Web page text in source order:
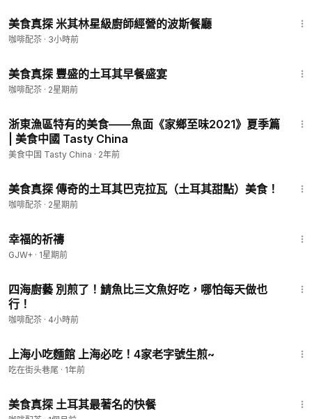
美食真探 米其林星級廚師經營的波斯餐廳
咖啡配苶 · 3小時前
美食真探 豐盛的土耳其早餐盛宴
咖啡配苶 · 2星期前
浙東漁區特有的美食——魚面《家鄉至味2021》夏季篇
| 美食中國 Tasty China
美食中国 Tasty China · 2年前
美食真探 傳奇的土耳其巴克拉瓦（土耳其甜點）美食！
咖啡配苶 · 2星期前
幸福的祈禱
GJW+ · 1星期前
四海廚藝 別煎了！鯖魚比三文魚好吃，哪怕每天做也
行！
咖啡配苶 · 4小時前
上海小吃麵館 上海必吃！4家老字號生煎~
吃在街头巷尾 · 1年前
美食真探 土耳其最著名的快餐